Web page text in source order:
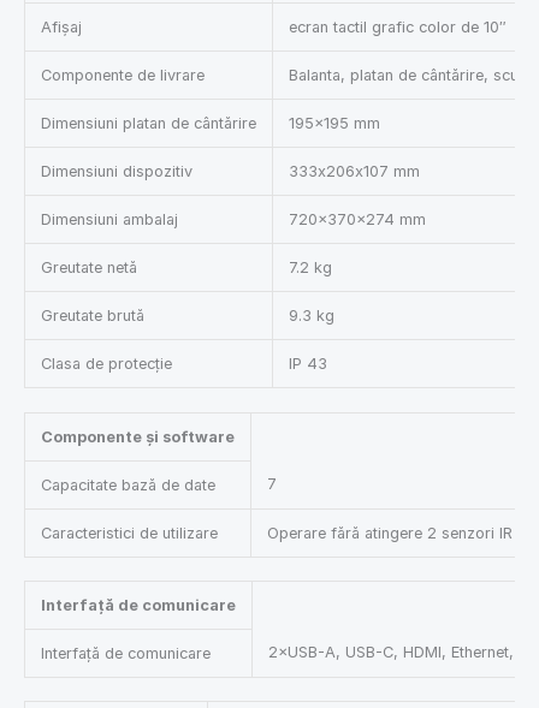
Afișaj ecran tactil grafic color de 10″
Componente de livrare Balanta, platan de cântărire, scut
Dimensiuni platan de cântărire 195×195 mm
Dimensiuni dispozitiv 333x206x107 mm
Dimensiuni ambalaj 720×370×274 mm
Greutate netă 7.2 kg
Greutate brută 9.3 kg
Clasa de protecție IP 43
Componente și software
Capacitate bază de date 7
Caracteristici de utilizare Operare fără atingere 2 senzori IR
Interfață de comunicare
Interfață de comunicare 2×USB-A, USB-C, HDMI, Ethernet,